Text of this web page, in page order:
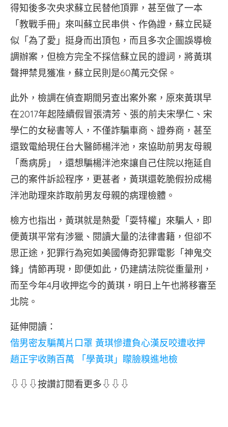
得知後多次央求蘇立民替他頂罪，甚至做了一本
「教戰手冊」來叫蘇立民串供、作偽證，蘇立民疑
似「為了愛」挺身而出頂包，而且多次企圖誤導檢
調辦案，但檢方完全不採信蘇立民的證詞，將黃琪
聲押禁見獲准，蘇立民則是60萬元交保。
此外，檢調在偵查期間另查出案外案，原來黃琪早
在2017年起陸續假冒張清芳、張的前夫宋學仁、宋
學仁的女秘書等人，不僅詐騙車商、證券商，甚至
還致電給現任台大醫師楊泮池，來協助前男友母親
「喬病房」，還想騙楊泮池來讓自己住院以拖延自
己的案件訴訟程序，更甚者，黃琪還乾脆假扮成楊
泮池助理來詐取前男友母親的病理檢體。
檢方也指出，黃琪就是熱愛「耍特權」來騙人，即
便黃琪平常有涉獵、閱讀大量的法律書籍，但卻不
思正途，犯罪行為宛如美國傳奇犯罪電影「神鬼交
鋒」情節再現，即便如此，仍建請法院從重量刑，
而至今年4月收押迄今的黃琪，明日上午也將移審至
北院。
延伸閱讀：
偕男密友騙萬片口罩 黃琪慘遭負心漢反咬遭收押
趙正宇收賄百萬 「學黃琪」矇臉糗進地檢
⇩⇩⇩按讚訂閱看更多⇩⇩⇩